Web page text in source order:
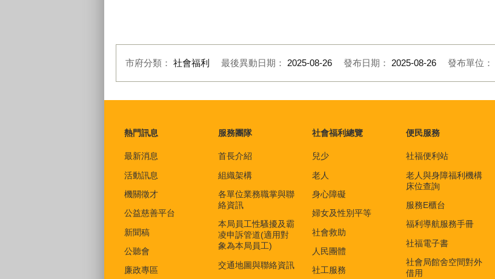
市府分類： 社會福利 最後異動日期： 2025-08-26 發布日期： 2025-08-26 發布單位：
熱門訊息
最新消息
活動訊息
機關徵才
公益慈善平台
新聞稿
公聽會
廉政專區
服務團隊
首長介紹
組織架構
各單位業務職掌與聯
絡資訊
本局員工性騷擾及霸
凌申訴管道(適用對
象為本局員工)
交通地圖與聯絡資訊
社會福利總覽
兒少
老人
身心障礙
婦女及性別平等
社會救助
人民團體
社工服務
便民服務
社福便利站
老人與身障福利機構
床位查詢
服務E櫃台
福利導航服務手冊
社福電子書
社會局館舍空間對外
借用